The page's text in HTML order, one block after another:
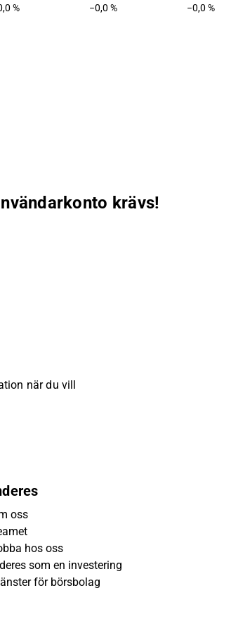
% −0,0 % −0,0 %
krävs!
när du vill
oss
hos oss
som en investering
för börsbolag